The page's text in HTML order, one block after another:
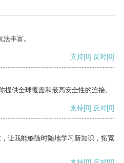
丰富。
支持[0] 反对[0]
供全球覆盖和最高安全性的连接。
支持[0] 反对[0]
让我能够随时随地学习新知识，拓宽